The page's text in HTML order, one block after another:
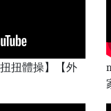
扭扭體操】【外